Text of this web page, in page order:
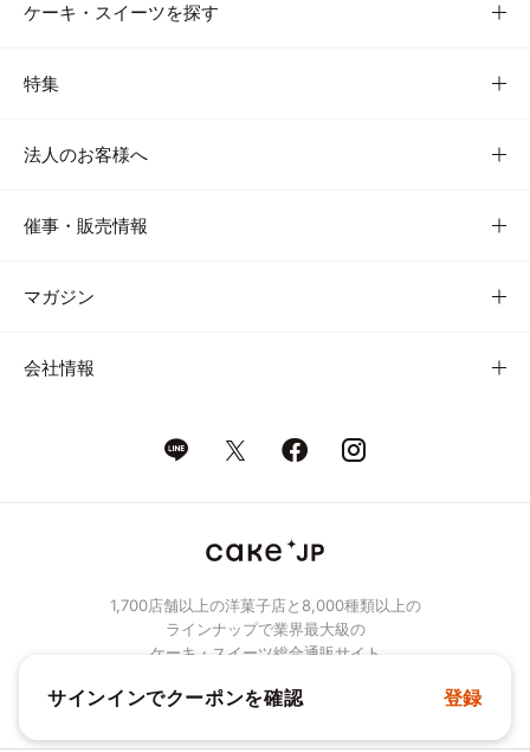
ケーキ・スイーツを探す
特集
法人のお客様へ
催事・販売情報
マガジン
会社情報
1,700店舗以上の洋菓子店と8,000種類以上の
ラインナップで業界最大級の
ケーキ・スイーツ総合通販サイト
© Cake.jp Co., Ltd.
サインインでクーポンを確認 登録